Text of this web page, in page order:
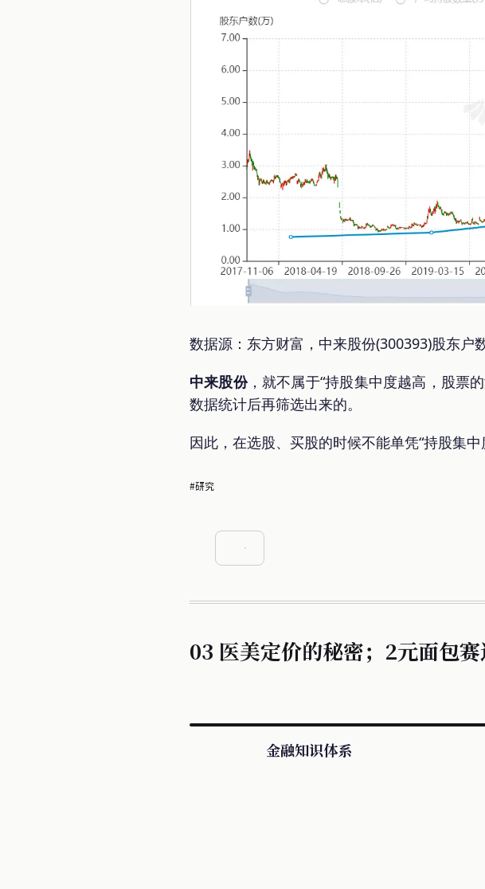
数据源：东方财富，中来股份(300393)股东户
中来股份，就不属于“持股集中度越高，股票
数据统计后再筛选出来的。
因此，在选股、买股的时候不能单凭“持股集
#研究
03 医美定价的秘密；2元面包
金融知识体系